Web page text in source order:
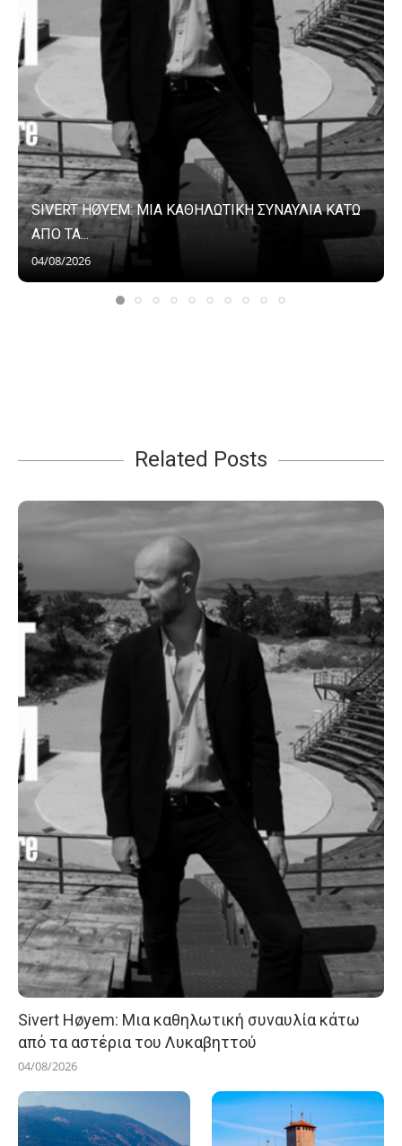
SIVERT HØYEM: ΜΙΑ ΚΑΘΗΛΩΤΙΚΗ ΣΥΝΑΥΛΙΑ ΚΑΤΩ
ΑΠΟ ΤΑ...
04/08/2026
Related Posts
Sivert Høyem: Μια καθηλωτική συναυλία κάτω
από τα αστέρια του Λυκαβηττού
04/08/2026